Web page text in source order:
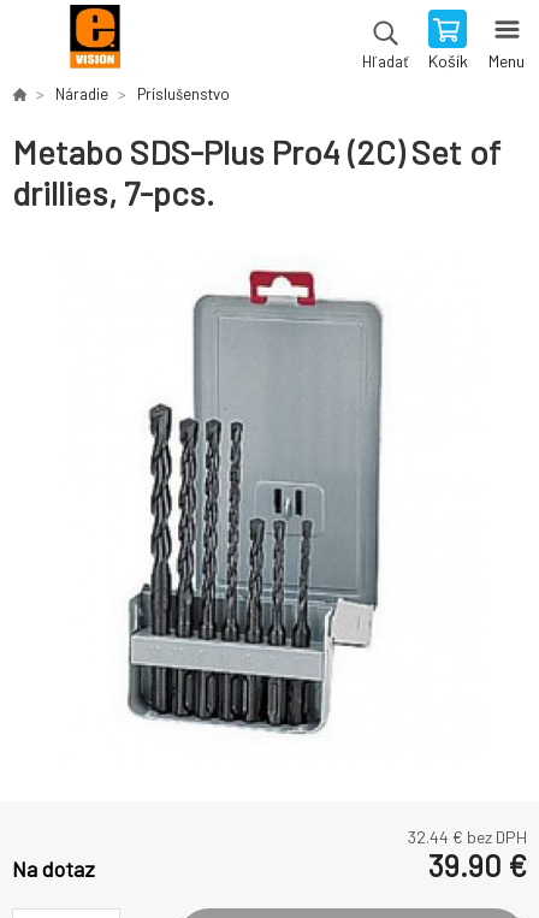
Hľadať Košík Menu
Náradie Príslušenstvo
Metabo SDS-Plus Pro4 (2C) Set of
drillies, 7-pcs.
32.44 € bez DPH
Na dotaz 39.90 €